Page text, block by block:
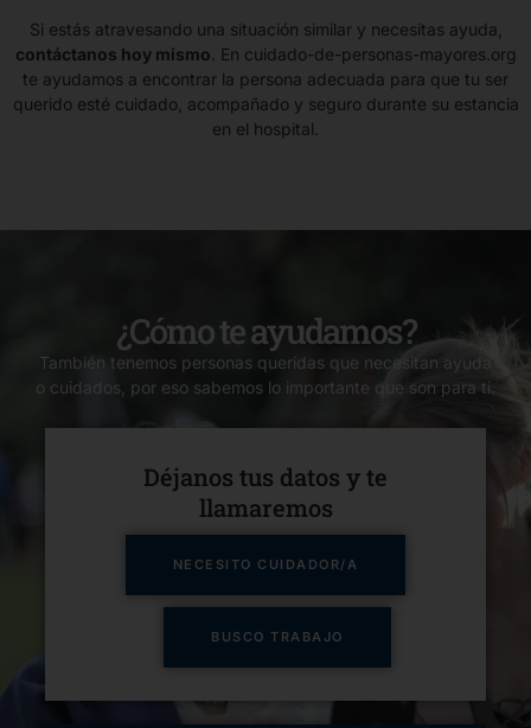
Si estás atravesando una situación similar y necesitas ayuda,
contáctanos hoy mismo. En cuidado-de-personas-mayores.org
te ayudamos a encontrar la persona adecuada para que tu ser
querido esté cuidado, acompañado y seguro durante su estancia
en el hospital.
¿Cómo te ayudamos?
También tenemos personas queridas que necesitan ayuda
o cuidados, por eso sabemos lo importante que son para ti.
Déjanos tus datos y te
llamaremos​
NECESITO CUIDADOR/A
BUSCO TRABAJO